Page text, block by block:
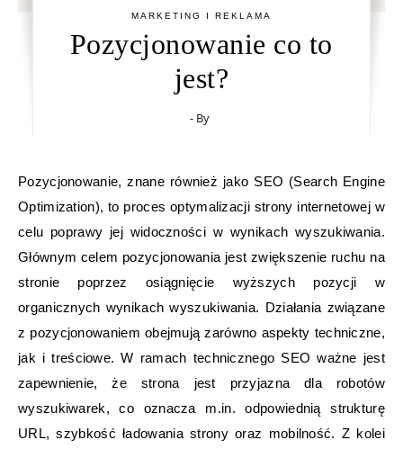
MARKETING I REKLAMA
Pozycjonowanie co to
jest?
- By
Pozycjonowanie, znane również jako SEO (Search Engine
Optimization), to proces optymalizacji strony internetowej w
celu poprawy jej widoczności w wynikach wyszukiwania.
Głównym celem pozycjonowania jest zwiększenie ruchu na
stronie poprzez osiągnięcie wyższych pozycji w
organicznych wynikach wyszukiwania. Działania związane
z pozycjonowaniem obejmują zarówno aspekty techniczne,
jak i treściowe. W ramach technicznego SEO ważne jest
zapewnienie, że strona jest przyjazna dla robotów
wyszukiwarek, co oznacza m.in. odpowiednią strukturę
URL, szybkość ładowania strony oraz mobilność. Z kolei